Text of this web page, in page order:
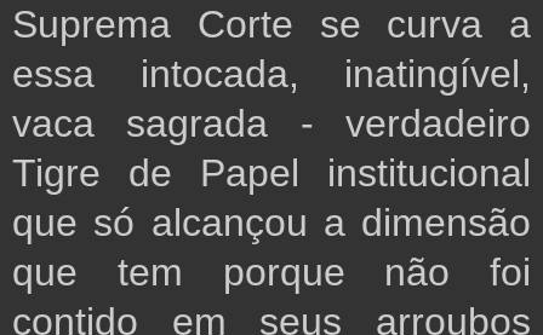
Suprema Corte se curva a
essa intocada, inatingível,
vaca sagrada - verdadeiro
Tigre de Papel institucional
que só alcançou a dimensão
que tem porque não foi
contido em seus arroubos